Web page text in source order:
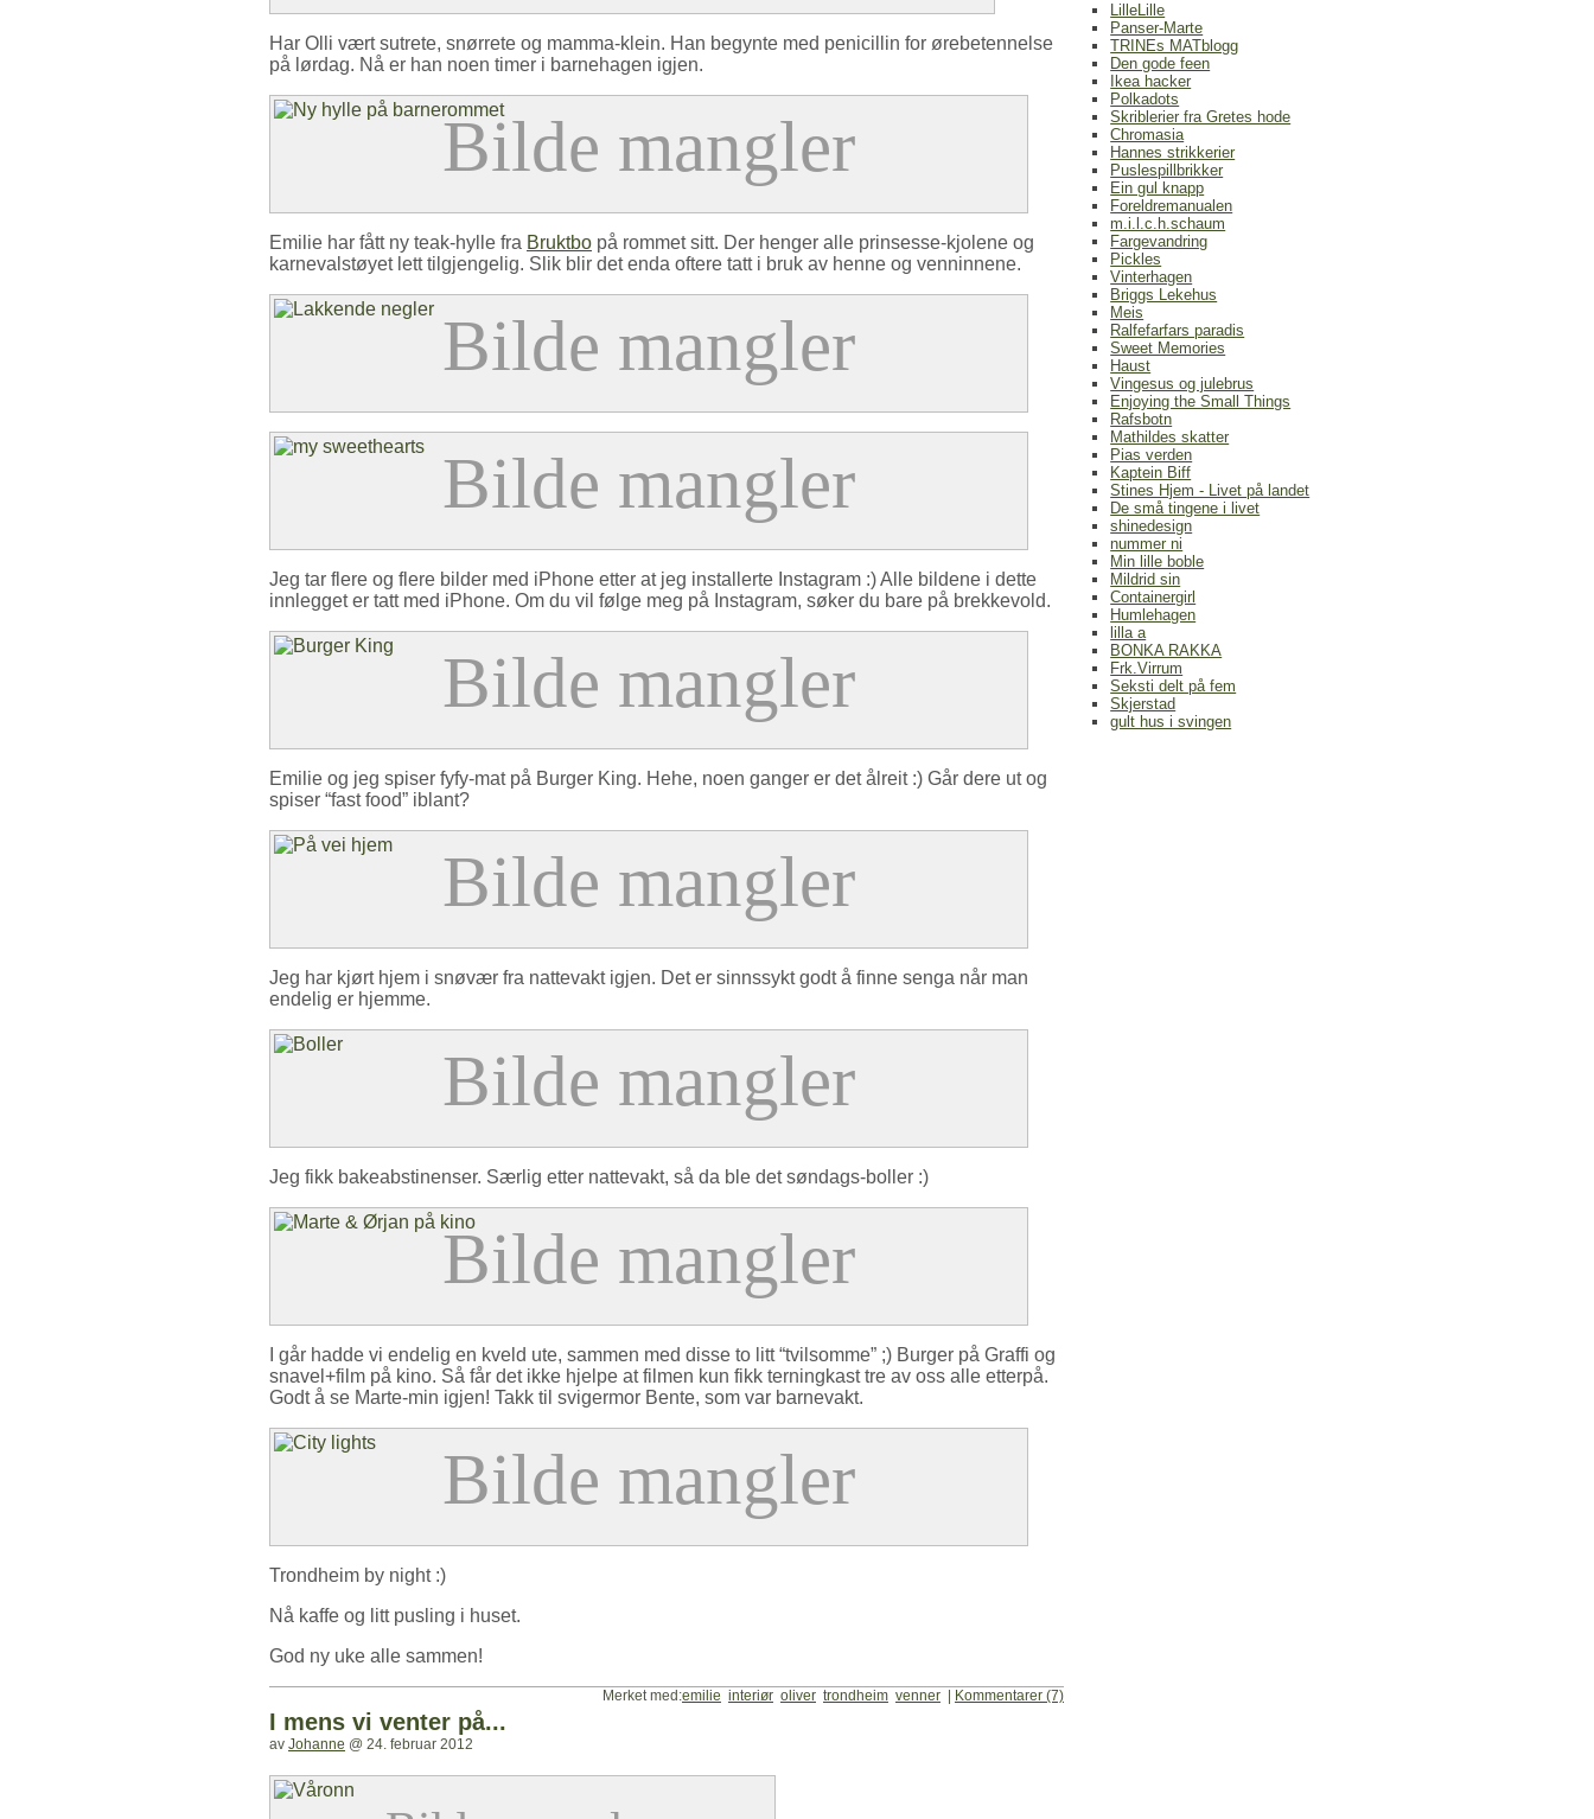
Har Olli vært sutrete, snørrete og mamma-klein. Han begynte med penicillin for ørebetennelse
på lørdag. Nå er han noen timer i barnehagen igjen.
Emilie har fått ny teak-hylle fra Bruktbo på rommet sitt. Der henger alle prinsesse-kjolene og
karnevalstøyet lett tilgjengelig. Slik blir det enda oftere tatt i bruk av henne og venninnene.
Jeg tar flere og flere bilder med iPhone etter at jeg installerte Instagram :) Alle bildene i dette
innlegget er tatt med iPhone. Om du vil følge meg på Instagram, søker du bare på brekkevold.
Emilie og jeg spiser fyfy-mat på Burger King. Hehe, noen ganger er det ålreit :) Går dere ut og
spiser “fast food” iblant?
Jeg har kjørt hjem i snøvær fra nattevakt igjen. Det er sinnssykt godt å finne senga når man
endelig er hjemme.
Jeg fikk bakeabstinenser. Særlig etter nattevakt, så da ble det søndags-boller :)
I går hadde vi endelig en kveld ute, sammen med disse to litt “tvilsomme” ;) Burger på Graffi og
snavel+film på kino. Så får det ikke hjelpe at filmen kun fikk terningkast tre av oss alle etterpå.
Godt å se Marte-min igjen! Takk til svigermor Bente, som var barnevakt.
Trondheim by night :)
Nå kaffe og litt pusling i huset.
God ny uke alle sammen!
Merket med:emilie interiør oliver trondheim venner Kommentarer (7)
I mens vi venter på...
av Johanne @ 24. februar 2012
LilleLille
Panser-Marte
TRINEs MATblogg
Den gode feen
Ikea hacker
Polkadots
Skriblerier fra Gretes hode
Chromasia
Hannes strikkerier
Puslespillbrikker
Ein gul knapp
Foreldremanualen
m.i.l.c.h.schaum
Fargevandring
Pickles
Vinterhagen
Briggs Lekehus
Meis
Ralfefarfars paradis
Sweet Memories
Haust
Vingesus og julebrus
Enjoying the Small Things
Rafsbotn
Mathildes skatter
Pias verden
Kaptein Biff
Stines Hjem - Livet på landet
De små tingene i livet
shinedesign
nummer ni
Min lille boble
Mildrid sin
Containergirl
Humlehagen
lilla a
BONKA RAKKA
Frk.Virrum
Seksti delt på fem
Skjerstad
gult hus i svingen